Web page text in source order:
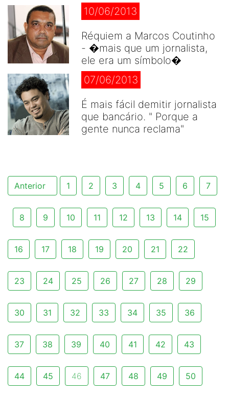
10/06/2013
Réquiem a Marcos Coutinho
- �mais que um jornalista,
ele era um símbolo�
07/06/2013
É mais fácil demitir jornalista
que bancário. " Porque a
gente nunca reclama"
Anterior 1 2 3 4 5 6 7
8 9 10 11 12 13 14 15
16 17 18 19 20 21 22
23 24 25 26 27 28 29
30 31 32 33 34 35 36
37 38 39 40 41 42 43
44 45 46 47 48 49 50